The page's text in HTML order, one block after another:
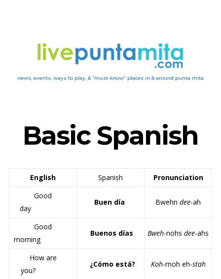
news, events, ways to play, & “must-know” places in & around punta mita
Basic Spanish
English Spanish
Pronunciation
Good
day
Buen día Bwehn dee-ah
Good
morning
Buenos días Bweh-nohs dee-ahs
How are
you?
¿Cómo está? Koh-moh eh-stah